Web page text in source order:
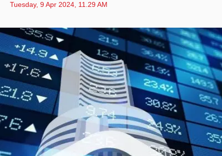
Tuesday, 9 Apr 2024, 11.29 AM